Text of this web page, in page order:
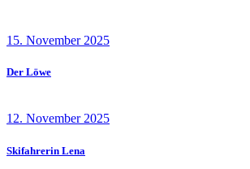
15. November 2025
Der Löwe
12. November 2025
Skifahrerin Lena